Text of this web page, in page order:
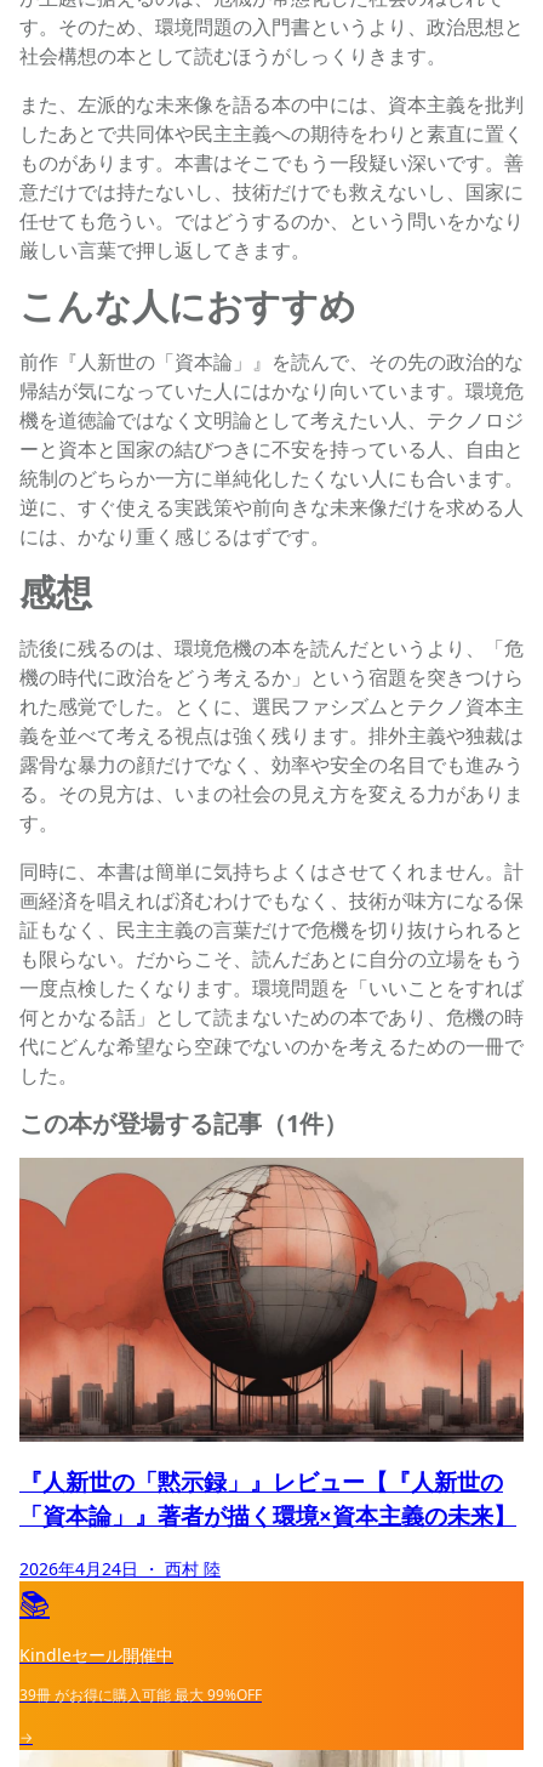
す。そのため、環境問題の入門書というより、政治思想と
社会構想の本として読むほうがしっくりきます。
また、左派的な未来像を語る本の中には、資本主義を批判
したあとで共同体や民主主義への期待をわりと素直に置く
ものがあります。本書はそこでもう一段疑い深いです。善
意だけでは持たないし、技術だけでも救えないし、国家に
任せても危うい。ではどうするのか、という問いをかなり
厳しい言葉で押し返してきます。
こんな人におすすめ
前作『人新世の「資本論」』を読んで、その先の政治的な
帰結が気になっていた人にはかなり向いています。環境危
機を道徳論ではなく文明論として考えたい人、テクノロジ
ーと資本と国家の結びつきに不安を持っている人、自由と
統制のどちらか一方に単純化したくない人にも合います。
逆に、すぐ使える実践策や前向きな未来像だけを求める人
には、かなり重く感じるはずです。
感想
読後に残るのは、環境危機の本を読んだというより、「危
機の時代に政治をどう考えるか」という宿題を突きつけら
れた感覚でした。とくに、選民ファシズムとテクノ資本主
義を並べて考える視点は強く残ります。排外主義や独裁は
露骨な暴力の顔だけでなく、効率や安全の名目でも進みう
る。その見方は、いまの社会の見え方を変える力がありま
す。
同時に、本書は簡単に気持ちよくはさせてくれません。計
画経済を唱えれば済むわけでもなく、技術が味方になる保
証もなく、民主主義の言葉だけで危機を切り抜けられると
も限らない。だからこそ、読んだあとに自分の立場をもう
一度点検したくなります。環境問題を「いいことをすれば
何とかなる話」として読まないための本であり、危機の時
代にどんな希望なら空疎でないのかを考えるための一冊で
した。
この本が登場する記事（1件）
『人新世の「黙示録」』レビュー【『人新世の
「資本論」』著者が描く環境×資本主義の未来】
2026年4月24日 ・ 西村 陸
📚
Kindleセール開催中
39冊がお得に購入可能最大99%OFF
→